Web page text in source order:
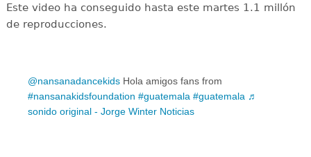
Este video ha conseguido hasta este martes 1.1 millón
de reproducciones.
@nansanadancekids Hola amigos fans from
#nansanakidsfoundation #guatemala #guatemala ♬
sonido original - Jorge Winter Noticias